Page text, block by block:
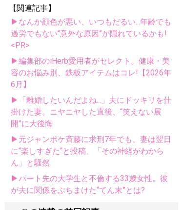
【関連記事】
▶なんか顔色が悪い、いつもだるい...年齢でも
過労でもない“意外な原因”が隠れているかも!
<PR>
▶編集部のiHerb愛用者がセレクト。健康・美
容のお悩み別、鉄板アイテムはコレ!【2026年
6月】
▶「離婚したいんだよね...」夫にドッキリを仕
掛けた妻。ニヤニヤした直後、“笑えない展
開”に大後悔
▶元ジャンポケ斉藤に求刑7年でも、妻は翌日
に“楽しすぎた“と投稿。「その神経がわから
ん」と騒然
▶パート先の大学生と不倫する33歳女性。彼
が夫に関係をぶちまけた“てん末”とは?